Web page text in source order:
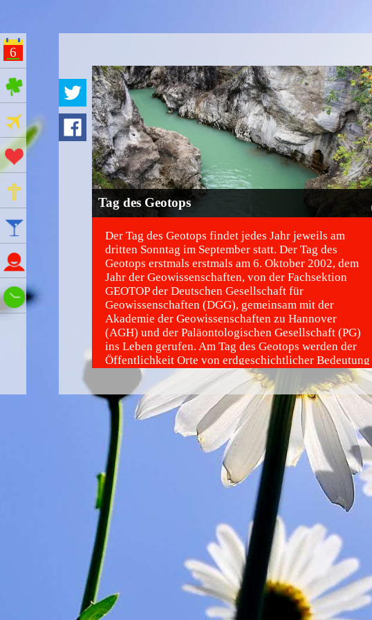
6
ges Feiertage
Ferien
Aktionstage
Gedenktage
Namenstage
Wie spät ist es?
Tag des Geotops
Der Tag des Geotops findet jedes Jahr jeweils am
dritten Sonntag im September statt. Der Tag des
Geotops erstmals erstmals am 6. Oktober 2002, dem
Jahr der Geowissenschaften, von der Fachsektion
GEOTOP der Deutschen Gesellschaft für
Geowissenschaften (DGG), gemeinsam mit der
Akademie der Geowissenschaften zu Hannover
(AGH) und der Paläontologischen Gesellschaft (PG)
ins Leben gerufen. Am Tag des Geotops werden der
Öffentlichkeit Orte von erdgeschichtlicher Bedeutung
vorgestellt, an welchen man die Entwicklung der Erde
und des Lebens nachvollziehen kann. Dazu zählen
Geologisch herausragende und sehenswerte
Aufschlüsse, Landschaftsformen, Findlinge, Quellen
und Höhlen. An diesem Aktionstag werden
fachkundige Führungen in Geoparks, Geotopen,
Besucherbergwerken, Lehrpfaden und Museen
angeboten.